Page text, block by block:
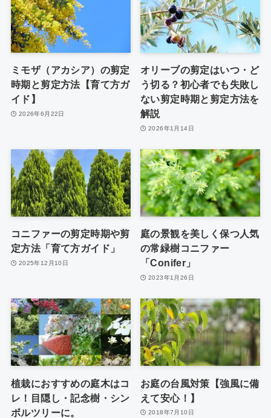
ミモザ（アカシア）の剪定
時期と剪定方法【育て方ガ
イド】
2026年6月22日
オリーブの剪定はいつ・ど
う切る？初心者でも失敗し
ない剪定時期と剪定方法を
解説
2026年1月14日
コニファーの剪定時期や剪
定方法「育て方ガイド」
2025年12月10日
庭の景観を美しく保つ人気
の常緑樹コニファー
「Conifer」
2023年1月26日
植栽におすすめの庭木はコ
レ！目隠し・記念樹・シン
ボルツリーに。
お庭の台風対策【強風に備
えて安心！】
2018年7月10日